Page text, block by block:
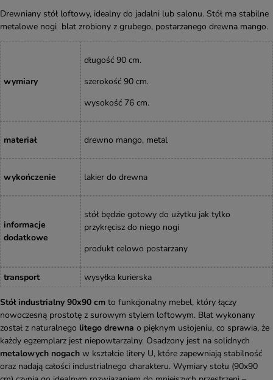
Drewniany stół loftowy, idealny do jadalni lub salonu. Stół ma stabilne
metalowe nogi blat zrobiony z grubego, postarzanego drewna mango.
wymiary
długość 90 cm.
szerokość 90 cm.
wysokość 76 cm.
materiał drewno mango, metal
wykończenie lakier do drewna
informacje
dodatkowe
stół będzie gotowy do użytku jak tylko
przykręcisz do niego nogi
produkt celowo postarzany
transport wysyłka kurierska
Stół industrialny 90x90 cm to funkcjonalny mebel, który łączy
nowoczesną prostotę z surowym stylem loftowym. Blat wykonany
został z naturalnego litego drewna o pięknym usłojeniu, co sprawia, że
każdy egzemplarz jest niepowtarzalny. Osadzony jest na solidnych
metalowych nogach w kształcie litery U, które zapewniają stabilność
oraz nadają całości industrialnego charakteru. Wymiary stołu (90x90